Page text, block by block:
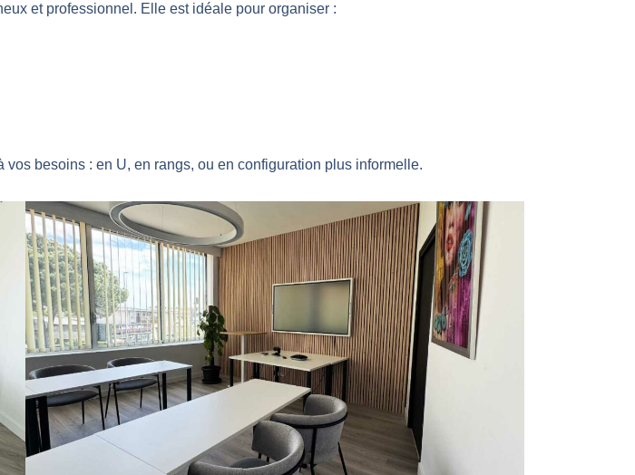
et professionnel. Elle est idéale pour organiser :
vos besoins : en U, en rangs, ou en configuration plus informelle.